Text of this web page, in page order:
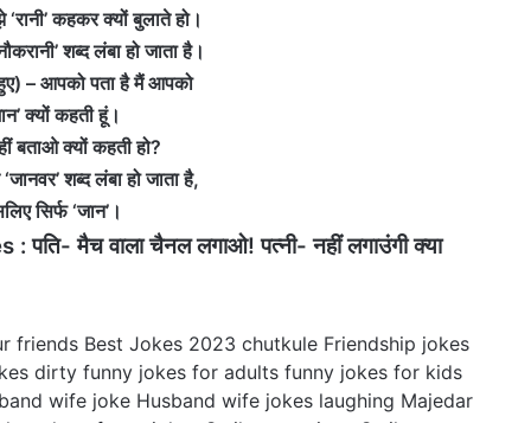
कहकर क्यों बुलाते हो।
शब्द लंबा हो जाता है।
– आपको पता है मैं आपको
क्यों कहती हूं।
बताओ क्यों कहती हो?
शब्द लंबा हो जाता है,
सिर्फ ‘जान’।
मैच वाला चैनल लगाओ! पत्‍नी- नहीं लगाउंगी क्‍या
friends Best Jokes 2023 chutkule Friendship jokes
dirty funny jokes for adults funny jokes for kids
wife joke Husband wife jokes laughing Majedar